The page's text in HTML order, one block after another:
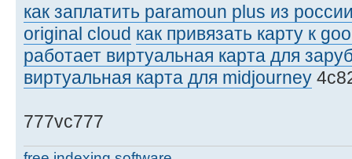
как заплатить paramoun plus из
original cloud как привязать карту к
работает виртуальная карта для
виртуальная карта для midjourney
777vc777